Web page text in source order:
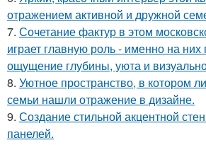
отражением активной и дружной
7. Сочетание фактур в этом
играет главную роль - именно на них
ощущение глубины, уюта и
8. Уютное пространство, в котором
семьи нашли отражение в дизайне.
9. Создание стильной акцентной
панелей.